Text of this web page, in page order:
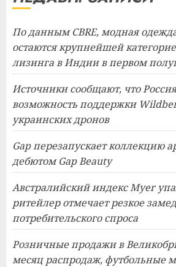
По данным CBRE, модная
остаются крупнейшей
лизинга в Индии в первом
Источники сообщают, что
возможность поддержки
украинских дронов
Gap перезапускает коллекцию
дебютом Gap Beauty
Австралийский индекс Myer
ритейлер отмечает резкое
потребительского спроса
Розничные продажи в
месяц распродаж, футбольные